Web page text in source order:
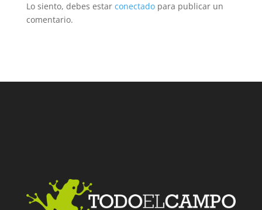
Lo siento, debes estar conectadopara publicar un
comentario.
Facebook